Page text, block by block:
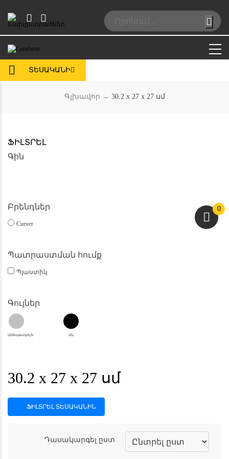
content
Search:
0
ՏԵՍԱԿԱՆԻ
Գլխավոր → ‎30.2 x 27 x 27 սմ
ՖԻԼՏՐԵԼ
Գին
Բրենդներ
Curver
Պատրաստման հումք
Պլաստիկ
Գույներ
Արծաթագույն Սև
‎30.2 x 27 x 27 սմ
ՖԻԼՏՐԵԼ ՏԵՍԱԿԱՆԻՆ
Դասակարգել ըստ